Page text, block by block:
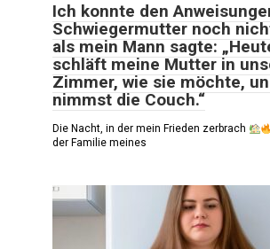
Ich konnte den
Schwiegermutter noch
als mein Mann sagte:
schläft meine Mutter in
Zimmer, wie sie möchte,
nimmst die Couch.“
Die Nacht, in der mein Frieden zerbrach
der Familie meines